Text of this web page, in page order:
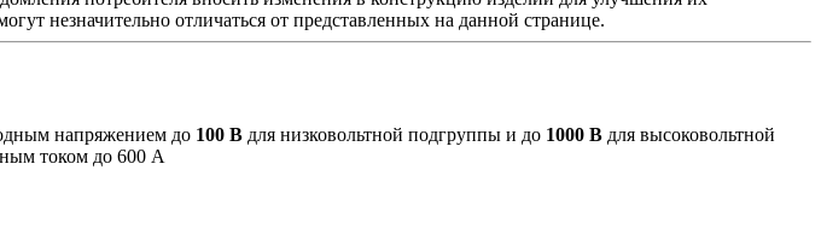
незначительно отличаться от представленных на данной странице.
напряжением до 100 В для низковольтной подгруппы и до 1000 В для высоковольтной
током до 600 А